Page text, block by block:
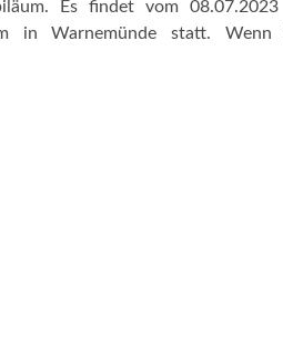
Es findet vom
in Warnemünde statt.